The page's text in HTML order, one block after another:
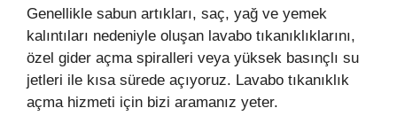
Genellikle sabun artıkları, saç, yağ ve yemek
kalıntıları nedeniyle oluşan lavabo tıkanıklıklarını,
özel gider açma spiralleri veya yüksek basınçlı su
jetleri ile kısa sürede açıyoruz. Lavabo tıkanıklık
açma hizmeti için bizi aramanız yeter.